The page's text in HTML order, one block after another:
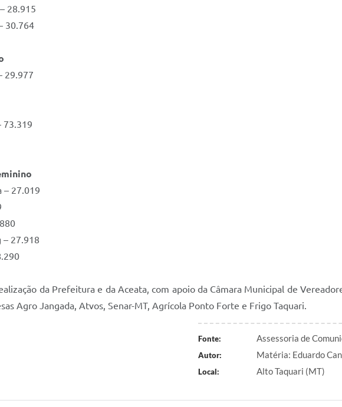
28.915
30.764
29.977
73.319
– 27.019
– 27.918
da Prefeitura e da Aceata, com apoio da Câmara Municipal de
Agro Jangada, Atvos, Senar-MT, Agrícola Ponto Forte e Frigo Taquari.
Fonte: Assessoria de
Autor: Matéria: Eduardo
Local: Alto Taquari (MT)